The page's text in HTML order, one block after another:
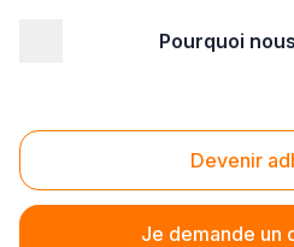
Pourquoi
Devenir
Je demande un
Portail Gaillard (74240)
Les informations de contact
portails de la région Rhône-